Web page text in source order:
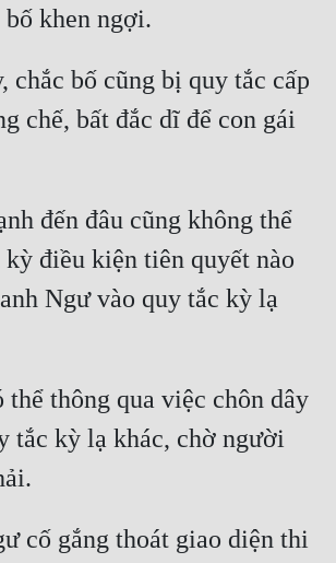
khen ngợi.
chắc bố cũng bị quy tắc cấp
chế, bất đắc dĩ để con gái
đến đâu cũng không thể
kỳ điều kiện tiên quyết nào
Ngư vào quy tắc kỳ lạ
thể thông qua việc chôn dây
tắc kỳ lạ khác, chờ người
cố gắng thoát giao diện thi